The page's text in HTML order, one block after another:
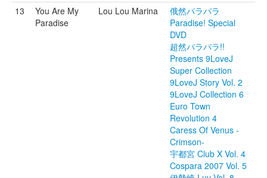
13
You Are My
Paradise
Lou Lou Marina
俄然パラパラ
Paradise! Special
DVD
超然パラパラ!!
Presents 9LoveJ
Super Collection
9LoveJ Story Vol. 2
9LoveJ Collection 6
Euro Town
Revolution 4
Caress Of Venus -
Crimson-
宇都宮 Club X Vol. 4
Cospara 2007 Vol. 5